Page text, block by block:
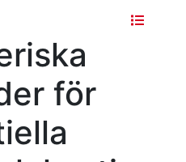
för